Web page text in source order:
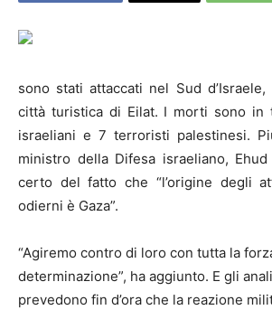
sono stati attaccati nel Sud
città turistica di Eilat. I morti sono in
israeliani e 7 terroristi palestinesi.
ministro della Difesa israeliano,
certo del fatto che “l’origine degli
odierni è Gaza”.
“Agiremo contro di loro con tutta la
determinazione”, ha aggiunto. E gli
prevedono fin d’ora che la reazione